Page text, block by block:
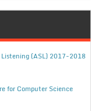
Listening (ASL) 2017-2018
for Computer Science